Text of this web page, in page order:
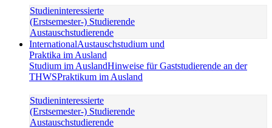
Studieninteressierte
(Erstsemester-) Studierende
Austauschstudierende
InternationalAustauschstudium und
Praktika im Ausland
Studium im AuslandHinweise für Gaststudierende an der
THWSPraktikum im Ausland
Studieninteressierte
(Erstsemester-) Studierende
Austauschstudierende